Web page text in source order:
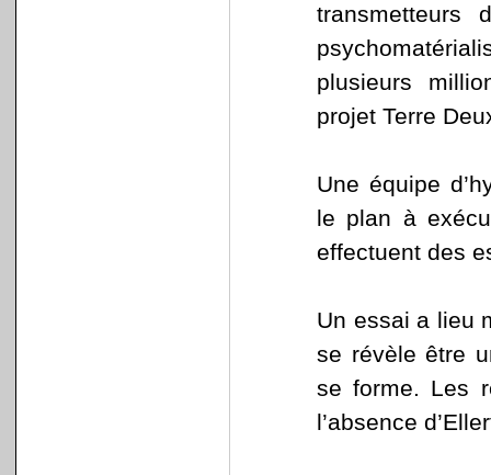
plusieurs
projet Terre
Une équipe
le plan à
effectuent des
Un essai a lieu
se révèle être
se forme. Les
l’absence